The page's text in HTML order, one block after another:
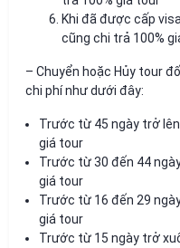
Khi đã được cấp
cũng chi trả 100%
– Chuyển hoặc Hủy tour
chi phí như dưới đây:
Trước từ 45 ngày trở
giá tour
Trước từ 30 đến 44
giá tour
Trước từ 16 đến 29
giá tour
Trước từ 15 ngày trở